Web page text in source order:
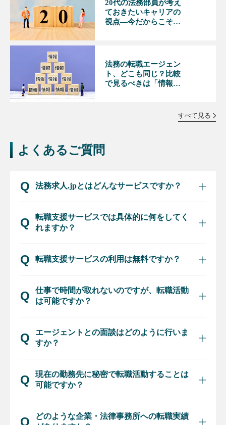
20代の法務部員が考え
ておきたいキャリアの
視点―今だからこそで
法務の転職エージェン
ト、どこも同じ？比較
で見るべきは「情報の
すべて見る
よくあるご質問
法務求人.jpとはどんなサービスですか？
転職支援サービスでは具体的に何をしてく
れますか？
転職支援サービスの利用は無料ですか？
仕事で時間が取れないのですが、転職活動
は可能ですか？
エージェントとの面談はどのように行いま
すか？
現在の勤務先に秘密で転職活動することは
可能ですか？
どのような企業・法律事務所への転職実績